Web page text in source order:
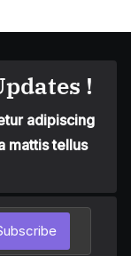
!
adipiscing
mattis tellus